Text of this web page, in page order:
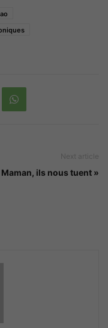
Next article
Maman, ils nous tuent »